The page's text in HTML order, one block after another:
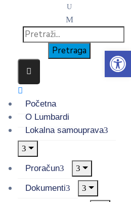
Početna
O Lumbardi
Lokalna samouprava
Proračun
Dokumenti